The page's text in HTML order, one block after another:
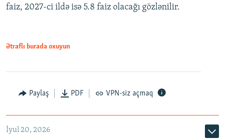
Auto
480p
faiz, 2027-ci ildə isə 5.8 faiz olacağı gözlənilir.
Ətraflı burada oxuyun
Paylaş PDF VPN-siz açmaq
İyul 20, 2026